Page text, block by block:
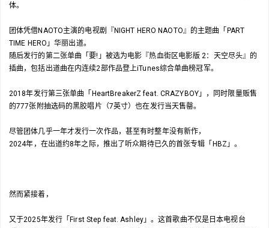
体。
团体凭借NAOTO主演的电视剧『NIGHT HERO NAOTO』的主题曲「PART
TIME HERO」华丽出道。
随后发行的第二张单曲「要!」被选为电影『热血街区电影版 2：天空尽头』的
插曲，包括出道曲在内连续2部作品登上iTunes综合单曲榜冠军。
2018年发行第三张单曲「HeartBreakerZ feat. CRAZYBOY」，同时限量贩售
的777张附抽选码的黑胶唱片（7英寸）也在发行当天售罄。
尽管团体几乎一年才发行一次作品，甚至有时整年没有新作，
2024年，在出道约8年之际，推出了听众期待已久的首张专辑「HBZ」。
然而紧接着，
又于2025年发行「First Step feat. Ashley」。这首歌曲不仅是日本电视台